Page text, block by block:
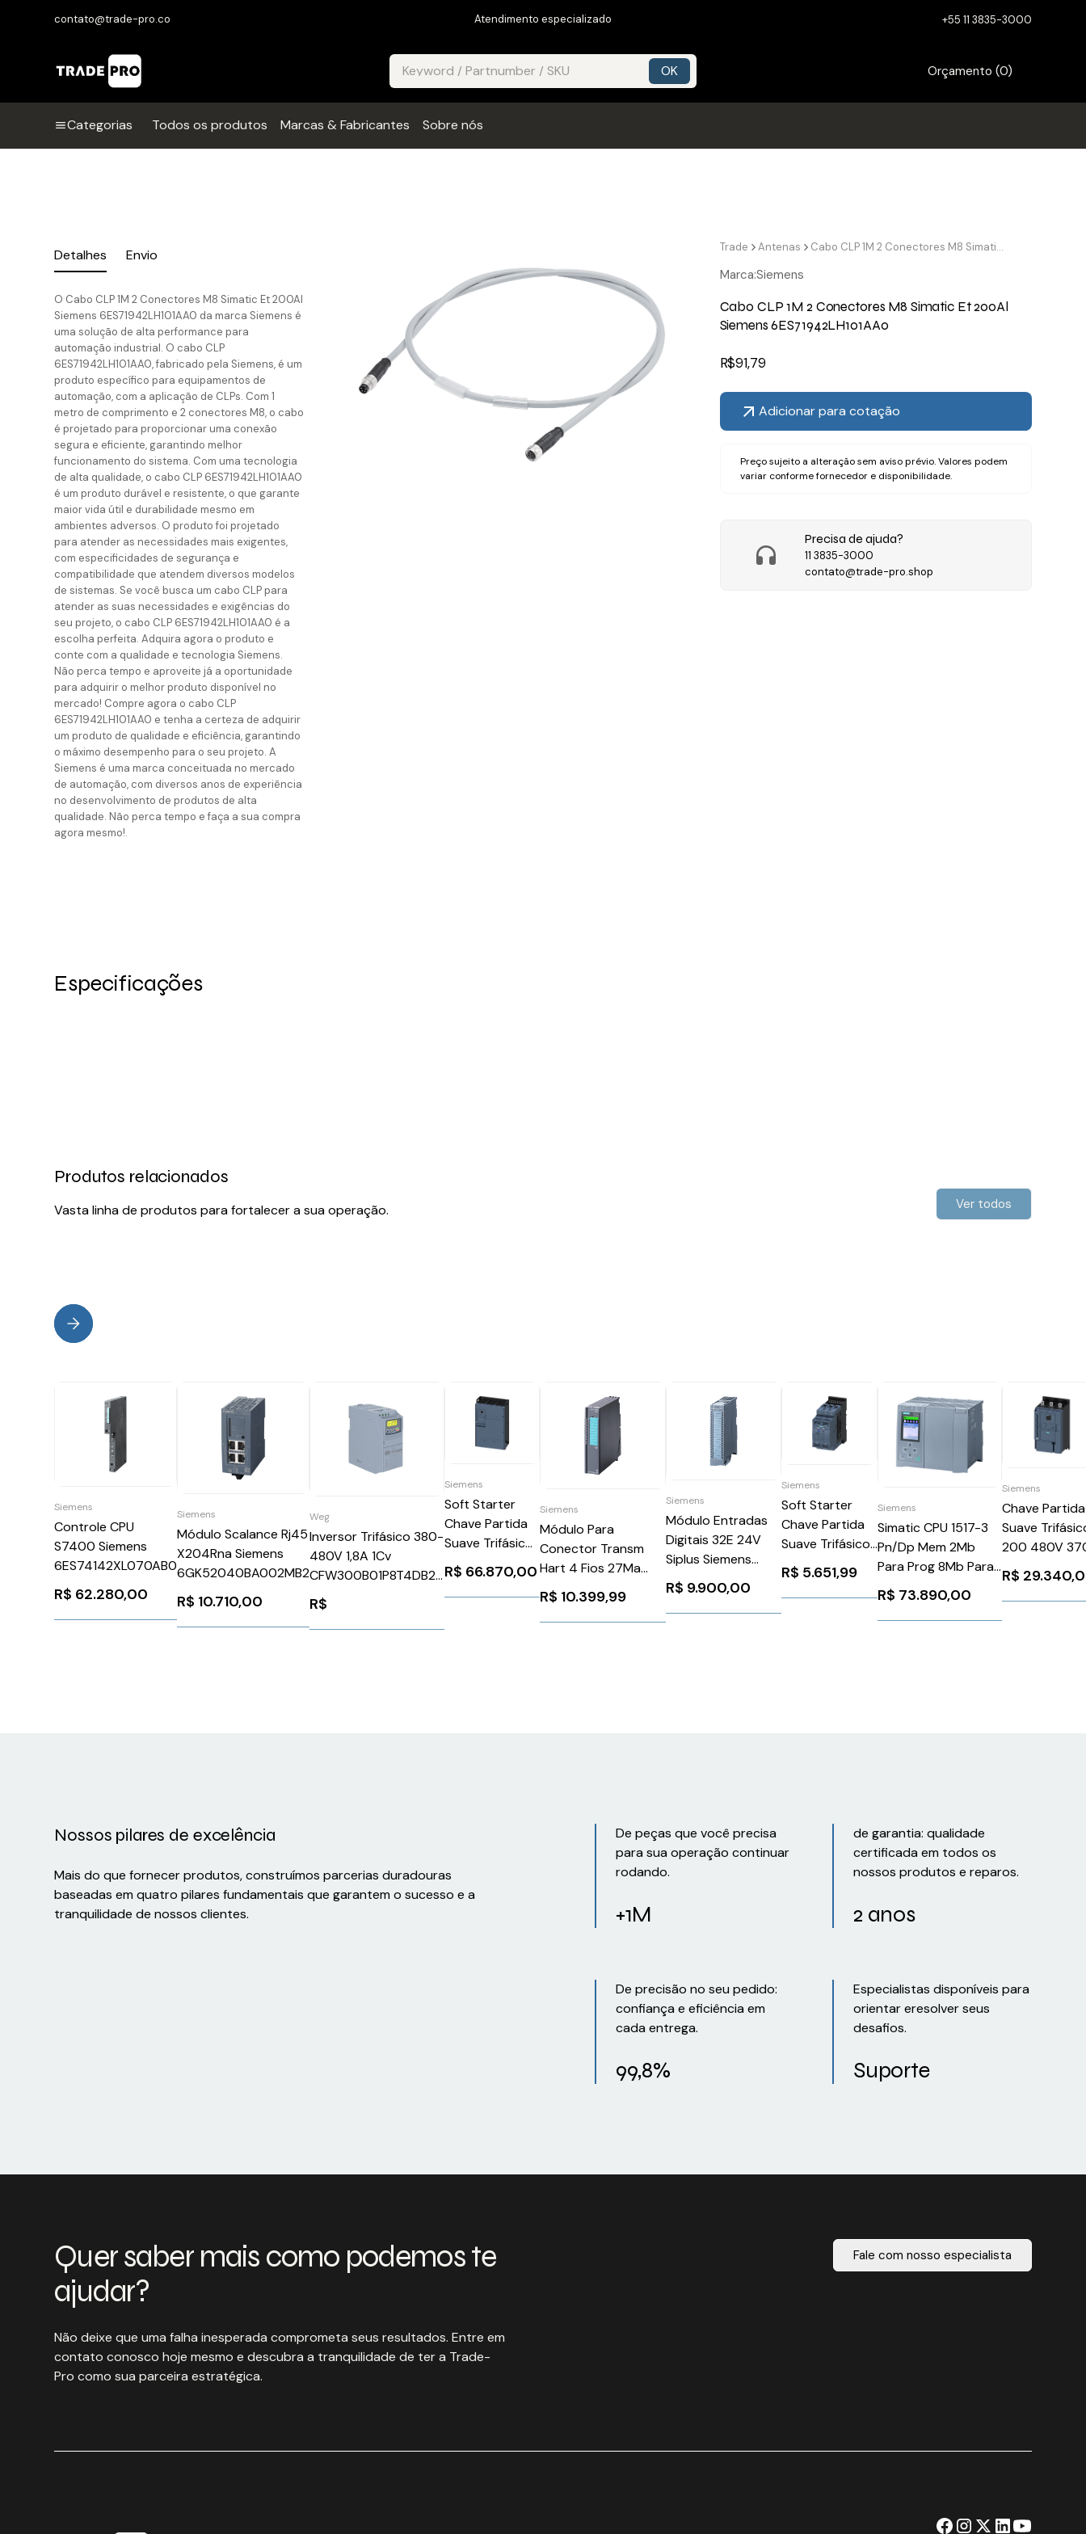
contato@trade-pro.co Atendimento especializado +55 11 3835-3000
Orçamento (0)
Categorias Todos os produtos Marcas & Fabricantes Sobre nós
Detalhes Envio
O Cabo CLP 1M 2 Conectores M8 Simatic Et 200Al
Siemens 6ES71942LH101AA0 da marca Siemens é
uma solução de alta performance para
automação industrial. O cabo CLP
6ES71942LH101AA0, fabricado pela Siemens, é um
produto específico para equipamentos de
automação, com a aplicação de CLPs. Com 1
metro de comprimento e 2 conectores M8, o cabo
é projetado para proporcionar uma conexão
segura e eficiente, garantindo melhor
funcionamento do sistema. Com uma tecnologia
de alta qualidade, o cabo CLP 6ES71942LH101AA0
é um produto durável e resistente, o que garante
maior vida útil e durabilidade mesmo em
ambientes adversos. O produto foi projetado
para atender as necessidades mais exigentes,
com especificidades de segurança e
compatibilidade que atendem diversos modelos
de sistemas. Se você busca um cabo CLP para
atender as suas necessidades e exigências do
seu projeto, o cabo CLP 6ES71942LH101AA0 é a
escolha perfeita. Adquira agora o produto e
conte com a qualidade e tecnologia Siemens.
Não perca tempo e aproveite já a oportunidade
para adquirir o melhor produto disponível no
mercado! Compre agora o cabo CLP
6ES71942LH101AA0 e tenha a certeza de adquirir
um produto de qualidade e eficiência, garantindo
o máximo desempenho para o seu projeto. A
Siemens é uma marca conceituada no mercado
de automação, com diversos anos de experiência
no desenvolvimento de produtos de alta
qualidade. Não perca tempo e faça a sua compra
agora mesmo!.
Trade Antenas Cabo CLP 1M 2 Conectores M8 Simatic Et 200Al Siemens 6ES71942LH101AA0
Marca:Siemens
Cabo CLP 1M 2 Conectores M8 Simatic Et 200Al
Siemens 6ES71942LH101AA0
R$91,79
Adicionar para cotação
Preço sujeito a alteração sem aviso prévio. Valores podem
variar conforme fornecedor e disponibilidade.
Precisa de ajuda?
11 3835-3000
contato@trade-pro.shop
Especificações
Produtos relacionados
Vasta linha de produtos para fortalecer a sua operação. Ver todos
Siemens
Controle CPU
S7400 Siemens
6ES74142XL070AB0
R$ 62.280,00
Siemens
Módulo Scalance Rj45
X204Rna Siemens
6GK52040BA002MB2
R$ 10.710,00
Weg
Inversor Trifásico 380-
480V 1,8A 1Cv
CFW300B01P8T4DB20
WEG Weg 14148316
R$
Siemens
Soft Starter
Chave Partida
Suave Trifásico
110-250Vca
1100A 200-
480V Siemens
3RW55562HA14
R$ 66.870,00
Siemens
Módulo Para
Conector Transm
Hart 4 Fios 27Ma
Siemens
6ES71347TD500AB0
R$ 10.399,99
Siemens
Módulo Entradas
Digitais 32E 24V
Siplus Siemens
6AG15211BL007AB0
R$ 9.900,00
Siemens
Soft Starter
Chave Partida
Suave Trifásico
24Vca/Vcc 80A
400-600V
Siemens
3RW40461BB05
R$ 5.651,99
Siemens
Simatic CPU 1517-3
Pn/Dp Mem 2Mb
Para Prog 8Mb Para
Dados Siemens
6ES75173AP000AB0
R$ 73.890,00
Siemens
Chave Partida
Suave
200 480V
24V
Siemens
R$
Nossos pilares de excelência
Mais do que fornecer produtos, construímos parcerias duradouras
baseadas em quatro pilares fundamentais que garantem o sucesso e a
tranquilidade de nossos clientes.
De peças que você precisa
para sua operação continuar
rodando.
+1M
de garantia: qualidade
certificada em todos os
nossos produtos e reparos.
2 anos
De precisão no seu pedido:
confiança e eficiência em
cada entrega.
99,8%
Especialistas disponíveis para
orientar eresolver seus
desafios.
Suporte
Quer saber mais como podemos te
ajudar?
Não deixe que uma falha inesperada comprometa seus resultados. Entre em
contato conosco hoje mesmo e descubra a tranquilidade de ter a Trade-
Pro como sua parceira estratégica.
Fale com nosso especialista